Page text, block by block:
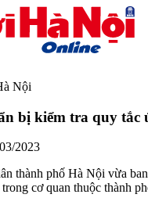
Nội
bị kiểm tra quy tắc
2023
thành phố Hà Nội vừa
cơ quan thuộc thành